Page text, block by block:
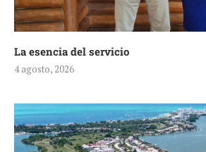
La esencia del servicio
4 agosto, 2026